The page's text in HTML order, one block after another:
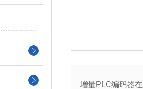
增量PLC编码器